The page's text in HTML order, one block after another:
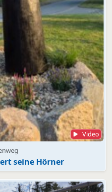
Video
seine Hörner